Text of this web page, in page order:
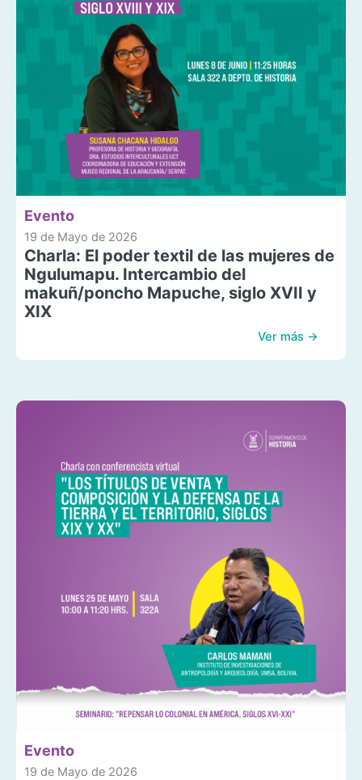
Evento
19 de Mayo de 2026
Charla: El poder textil de las mujeres de
Ngulumapu. Intercambio del
makuñ/poncho Mapuche, siglo XVII y
XIX
Ver más →
Evento
19 de Mayo de 2026